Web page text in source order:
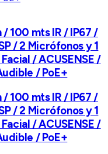
/ 100 mts IR / IP67 /
/ 2 Micrófonos y 1
/ ACUSENSE /
/ PoE+
/ 100 mts IR / IP67 /
/ 2 Micrófonos y 1
/ ACUSENSE /
/ PoE+